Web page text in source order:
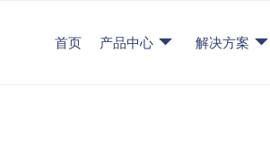
首页 产品中心 解决方案